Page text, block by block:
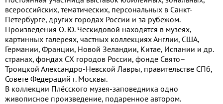
всероссийских, тематических, персональных в Санкт-
Петербурге, других городах России и за рубежом.
Произведения О. Ю. Ческидовой находятся в музеях,
картинных галереях, частных коллекциях Англии, США,
Германии, Франции, Новой Зеландии, Китае, Испании и др.
странах, фондах СХ городов России, фонде Свято–
Троицкой Александро-Невской Лавры, правительстве СПб,
Совете Федераций г. Москвы.
В коллекции Плёсского музея-заповедника одно
живописное произведение, подаренное автором.